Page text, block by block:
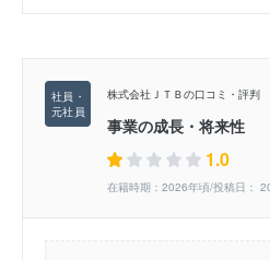
株式会社ＪＴＢの口コミ・評判
事業の成長・将来性
1.0
在籍時期：2026年頃/投稿日：